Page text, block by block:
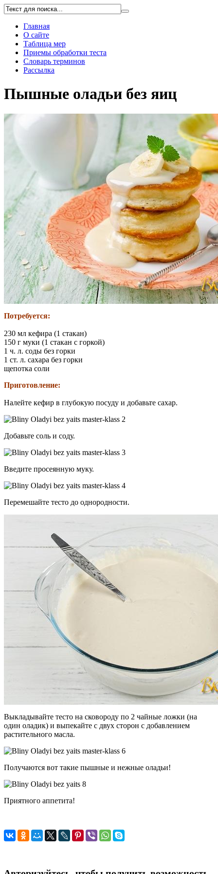
Главная
О сайте
Таблица мер
Приемы обработки теста
Словарь терминов
Рассылка
Пышные оладьи без яиц
Потребуется:
230 мл кефира (1 стакан)
150 г муки (1 стакан с горкой)
1 ч. л. соды без горки
1 ст. л. сахара без горки
щепотка соли
Приготовление:
Налейте кефир в глубокую посуду и добавьте сахар.
Добавьте соль и соду.
Введите просеянную муку.
Перемешайте тесто до однородности.
Выкладывайте тесто на сковороду по 2 чайные ложки (на
один оладик) и выпекайте с двух сторон с добавлением
растительного масла.
Получаются вот такие пышные и нежные оладьи!
Приятного аппетита!